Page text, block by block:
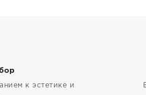
к эстетике и